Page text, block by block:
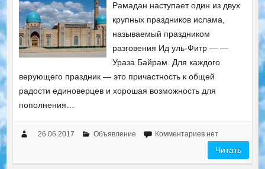
Рамадан наступает один из двух
крупных праздников ислама,
называемый праздником
разговения Ид уль-Фитр — —
Ураза Байрам. Для каждого
верующего праздник — это причастность к общей
радости единоверцев и хорошая возможность для
пополнения…
26.06.2017 Объявление Комментариев нет
Читать